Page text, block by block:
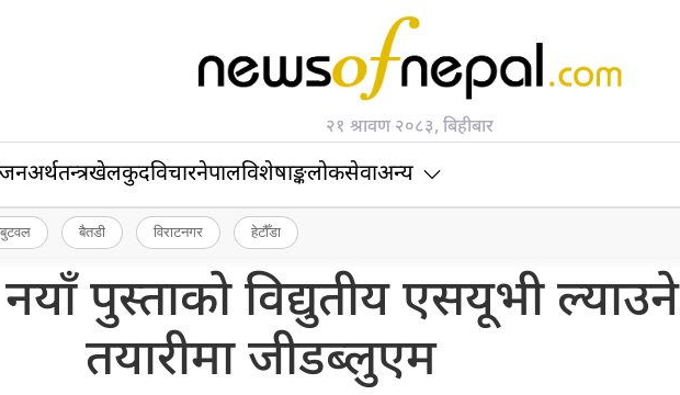
२१ श्रावण २०८३, बिहीबार
अर्थतन्त्रखेलकुदविचारनेपालविशेषाङ्कलोकसेवाअन्य
बुटवल बैतडी विराटनगर हेटौँडा
पुस्ताको विद्युतीय एसयूभी ल्याउने
तयारीमा जीडब्लुएम